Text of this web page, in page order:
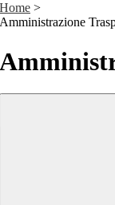
Home >
Amministrazione